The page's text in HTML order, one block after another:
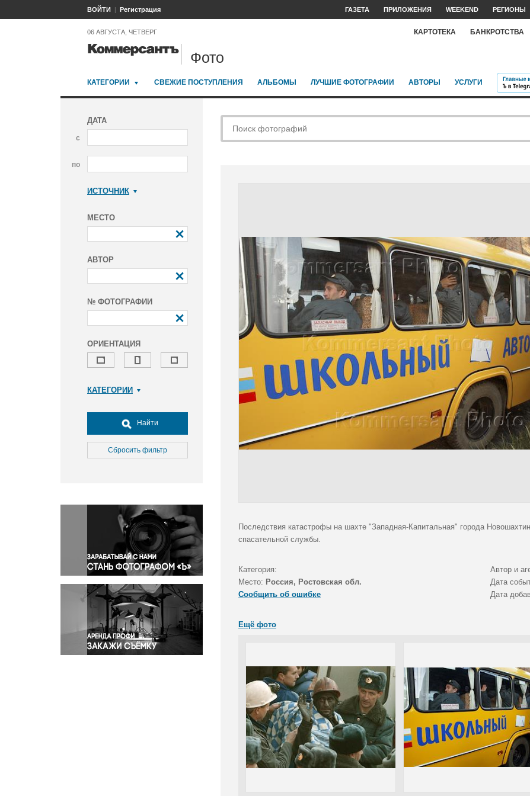
ВОЙТИ Регистрация ГАЗЕТА ПРИЛОЖЕНИЯ WEEKEND РЕГИОНЫ
06 АВГУСТА, ЧЕТВЕРГ КАРТОТЕКА БАНКРОТСТВА
Фото
КАТЕГОРИИ СВЕЖИЕ ПОСТУПЛЕНИЯ АЛЬБОМЫ ЛУЧШИЕ ФОТОГРАФИИ АВТОРЫ УСЛУГИ
ДАТА
с
по
ИСТОЧНИК
МЕСТО
АВТОР
№ ФОТОГРАФИИ
ОРИЕНТАЦИЯ
КАТЕГОРИИ
Досуг, туризм и отдых
Культура
Медицина
Окружающая среда
Политика
Правосудие
Происшествия и конфликты
Религия
Светская жизнь
Спорт
Экология
Экономика и бизнес
Найти
Сбросить фильтр
Последствия катастрофы на шахте "Западная-Капитальная" города
спасательной службы.
Категория: Автор и
Место: Россия, Ростовская обл. Дата
Сообщить об ошибке
Дата
Ещё фото